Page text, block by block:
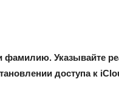
фамилию. Указывайте
доступа к